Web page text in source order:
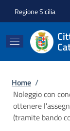
Regione Sicilia
Briciole
Home /
Noleggio con
ottenere
(tramite bando